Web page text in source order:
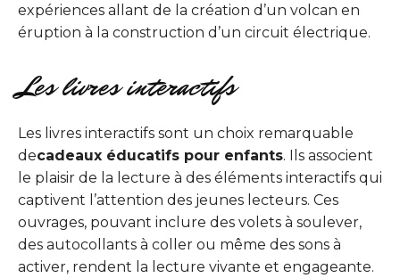
expériences allant de la création d’un volcan en
éruption à la construction d’un circuit électrique.
Les livres interactifs
Les livres interactifs sont un choix remarquable
decadeaux éducatifs pour enfants. Ils associent
le plaisir de la lecture à des éléments interactifs qui
captivent l’attention des jeunes lecteurs. Ces
ouvrages, pouvant inclure des volets à soulever,
des autocollants à coller ou même des sons à
activer, rendent la lecture vivante et engageante.